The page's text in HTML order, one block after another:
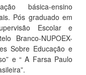
básica-ensino
Pós graduado em
Escolar e
Branco-NUPOEX-
Sobre Educação e
e “ A Farsa Paulo